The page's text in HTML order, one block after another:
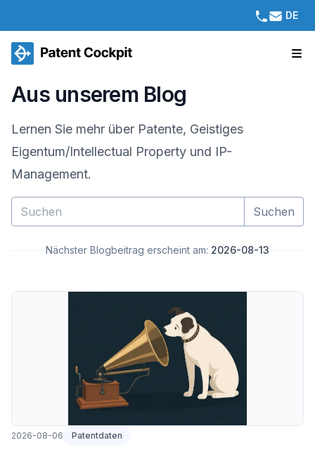
DE
Aus unserem Blog
Lernen Sie mehr über Patente, Geistiges
Eigentum/Intellectual Property und IP-
Management.
Suchen
Nächster Blogbeitrag erscheint am: 2026-08-13
2026-08-06 Patentdaten